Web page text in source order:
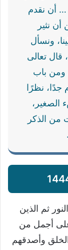
أن نقدم
أن نثير
ونسأل
قال تعالى
ومن باب
نظرًا
الصغير،
من الذكر
ثم الذين
على أجمل من
وأصدقهم